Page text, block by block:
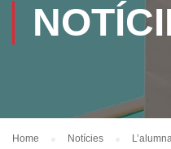
Home Notícies